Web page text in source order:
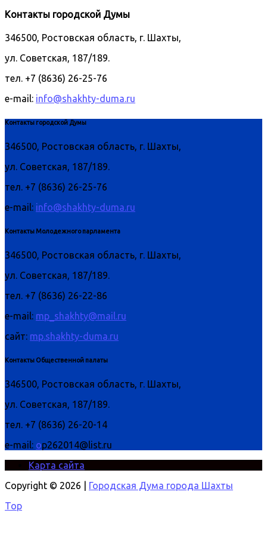
Контакты городской Думы
346500, Ростовская область, г. Шахты,
ул. Советская, 187/189.
тел. +7 (8636) 26-25-76
e-mail: info@shakhty-duma.ru
Контакты городской Думы
346500, Ростовская область, г. Шахты,
ул. Советская, 187/189.
тел. +7 (8636) 26-25-76
e-mail: info@shakhty-duma.ru
Контакты Молодежного парламента
346500, Ростовская область, г. Шахты,
ул. Советская, 187/189.
тел. +7 (8636) 26-22-86
e-mail: mp_shakhty@mail.ru
сайт: mp.shakhty-duma.ru
Контакты Общественной палаты
346500, Ростовская область, г. Шахты,
ул. Советская, 187/189.
тел. +7 (8636) 26-20-14
e-mail: op262014@list.ru
Карта сайта
Copyright © 2026 | Городская Дума города Шахты
Top